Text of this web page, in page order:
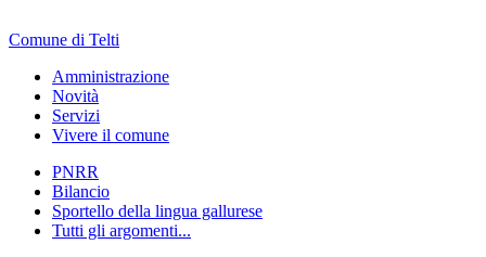
Comune di Telti
Amministrazione
Novità
Servizi
Vivere il comune
PNRR
Bilancio
Sportello della lingua gallurese
Tutti gli argomenti...